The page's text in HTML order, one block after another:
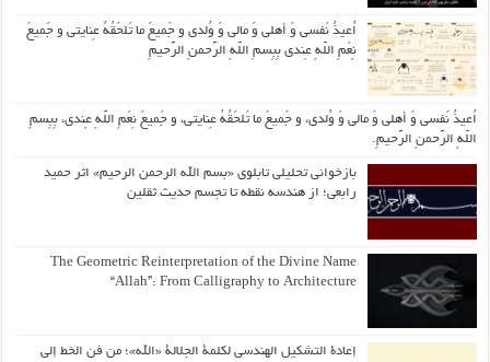
اُعیذُ نَفسی وَ أهلی وَ مالی وَ وُلدی و جَمیعَ ما تَلحَقُهُ عِنایتی و جَمیعَ
نِعَمِ اللّهِ عِندی بِبِسمِ اللّهِ الرَّحمنِ الرَّحیمِ
اُعیذُ نَفسی وَ أهلی وَ مالی وَ وُلدی، و جَمیعَ ما تَلحَقُهُ عِنایتی، و جَمیعَ نِعَمِ اللّهِ عِندی، بِبِسمِ
اللّهِ الرَّحمنِ الرَّحیمِ.
بازخوانی تحلیلی تابلوی «بسم الله الرحمن الرحیم» اثر حمید
رابعی؛ از هندسه نقطه تا تجسم حدیث ثقلین
The Geometric Reinterpretation of the Divine Name
“Allah”: From Calligraphy to Architecture
إعادة التشكيل الهندسي لكلمة الجلالة «الله»؛ من فن الخط إلى